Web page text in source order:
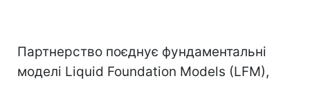
Партнерство поєднує фундаментальні
моделі Liquid Foundation Models (LFM),